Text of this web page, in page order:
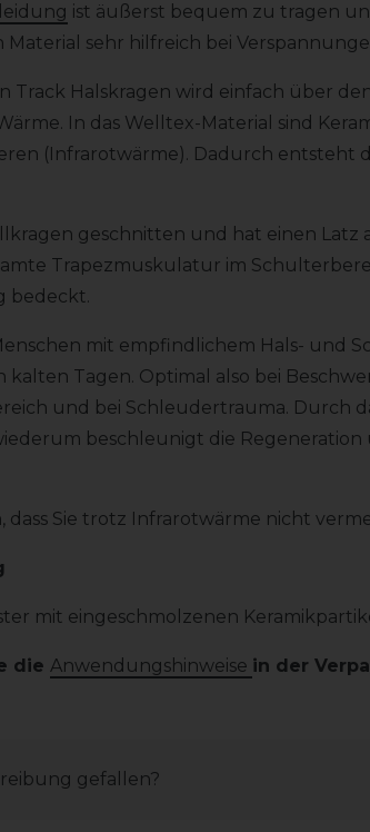
ist äußerst bequem zu tragen
sehr hilfreich bei
Track Halskragen wird einfach über
In das Welltex-Material sind
(Infrarotwärme). Dadurch entsteht
geschnitten und hat einen Latz
Trapezmuskulatur im
bedeckt.
mit empfindlichem Hals- und
kalten Tagen. Optimal also bei
und bei Schleudertrauma. Durch
beschleunigt die
dass Sie trotz Infrarotwärme nicht
mit eingeschmolzenen
die Anwendungshinweise in der
gefallen?